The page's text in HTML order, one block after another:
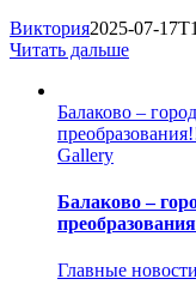
Виктория2025-07-
Читать дальше
Балаково –
Gallery
Балаково –
Главные новости